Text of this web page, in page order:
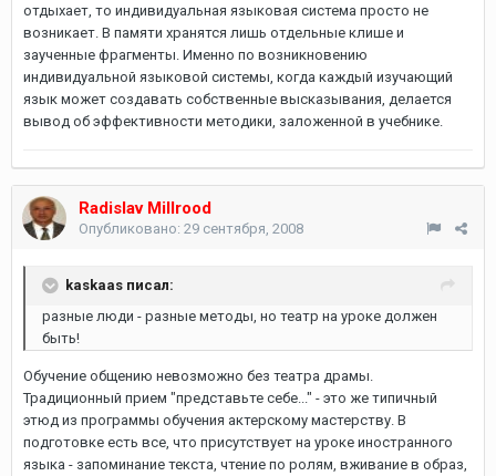
отдыхает, то индивидуальная языковая система просто не
возникает. В памяти хранятся лишь отдельные клише и
заученные фрагменты. Именно по возникновению
индивидуальной языковой системы, когда каждый изучающий
язык может создавать собственные высказывания, делается
вывод об эффективности методики, заложенной в учебнике.
Radislav Millrood
Опубликовано: 29 сентября, 2008
kaskaas писал:
разные люди - разные методы, но театр на уроке должен
быть!
Обучение общению невозможно без театра драмы.
Традиционный прием "представьте себе..." - это же типичный
этюд из программы обучения актерскому мастерству. В
подготовке есть все, что присутствует на уроке иностранного
языка - запоминание текста, чтение по ролям, вживание в образ,